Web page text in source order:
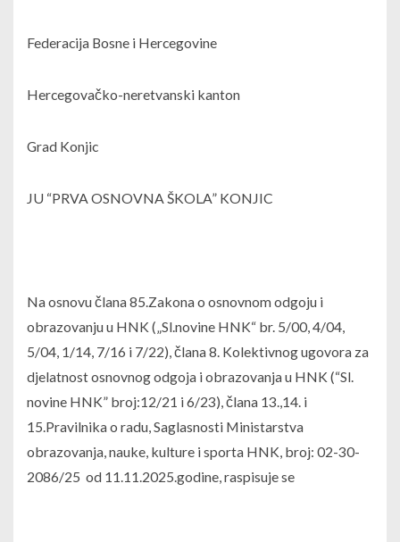
Federacija Bosne i Hercegovine
Hercegovačko-neretvanski kanton
Grad Konjic
JU “PRVA OSNOVNA ŠKOLA” KONJIC
Na osnovu člana 85.Zakona o osnovnom odgoju i
obrazovanju u HNK („Sl.novine HNK“ br. 5/00, 4/04,
5/04, 1/14, 7/16 i 7/22), člana 8. Kolektivnog ugovora za
djelatnost osnovnog odgoja i obrazovanja u HNK (“Sl.
novine HNK” broj:12/21 i 6/23), člana 13.,14. i
15.Pravilnika o radu, Saglasnosti Ministarstva
obrazovanja, nauke, kulture i sporta HNK, broj: 02-30-
2086/25 od 11.11.2025.godine, raspisuje se